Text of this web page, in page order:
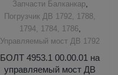
Запчасти Балканкар,
Погрузчик ДВ 1792, 1788,
1794, 1784, 1786,
Управляемый мост ДВ 1792
БОЛТ 4953.1 00.00.01 на
управляемый мост ДВ